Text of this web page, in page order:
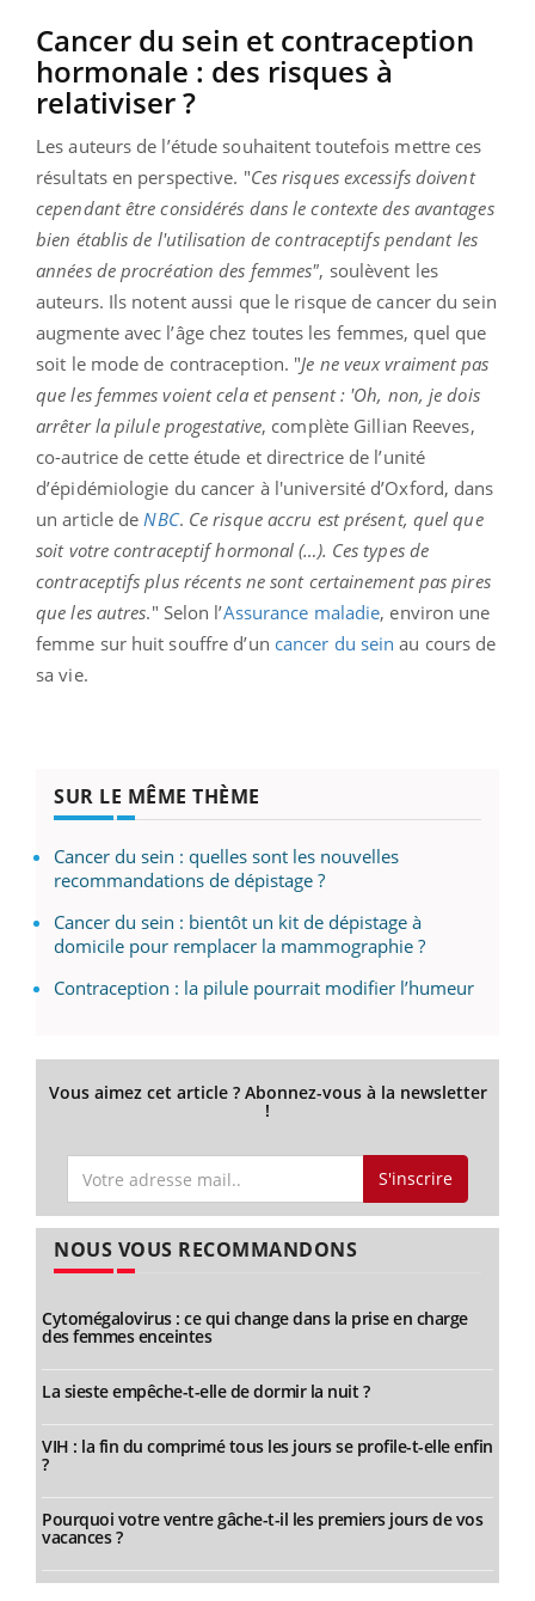
Cancer du sein et contraception
hormonale : des risques à
relativiser ?
Les auteurs de l’étude souhaitent toutefois mettre ces
résultats en perspective. "Ces risques excessifs doivent
cependant être considérés dans le contexte des avantages
bien établis de l'utilisation de contraceptifs pendant les
années de procréation des femmes", soulèvent les
auteurs. Ils notent aussi que le risque de cancer du sein
augmente avec l’âge chez toutes les femmes, quel que
soit le mode de contraception. "Je ne veux vraiment pas
que les femmes voient cela et pensent : 'Oh, non, je dois
arrêter la pilule progestative, complète Gillian Reeves,
co-autrice de cette étude et directrice de l’unité
d’épidémiologie du cancer à l'université d’Oxford, dans
un article de NBC. Ce risque accru est présent, quel que
soit votre contraceptif hormonal (…). Ces types de
contraceptifs plus récents ne sont certainement pas pires
que les autres." Selon l’Assurance maladie, environ une
femme sur huit souffre d’un cancer du sein au cours de
sa vie.
SUR LE MÊME THÈME
Cancer du sein : quelles sont les nouvelles
recommandations de dépistage ?
Cancer du sein : bientôt un kit de dépistage à
domicile pour remplacer la mammographie ?
Contraception : la pilule pourrait modifier l’humeur
Vous aimez cet article ? Abonnez-vous à la newsletter
!
S'inscrire
NOUS VOUS RECOMMANDONS
Cytomégalovirus : ce qui change dans la prise en charge
des femmes enceintes
La sieste empêche-t-elle de dormir la nuit ?
VIH : la fin du comprimé tous les jours se profile-t-elle enfin
?
Pourquoi votre ventre gâche-t-il les premiers jours de vos
vacances ?